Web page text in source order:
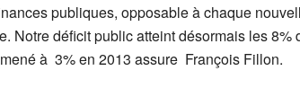
publiques, opposable à chaque
Notre déficit public atteint désormais les 8%
à 3% en 2013 assure François Fillon.